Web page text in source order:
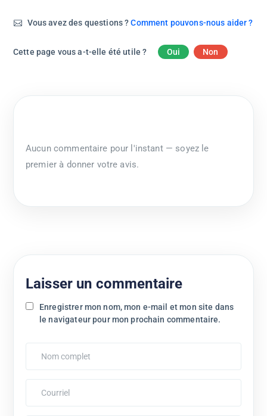
Vous avez des questions ?Comment pouvons-nous aider ?
Cette page vous a-t-elle été utile ? Oui Non
Aucun commentaire pour l'instant — soyez le
premier à donner votre avis.
Laisser un commentaire
Enregistrer mon nom, mon e-mail et mon site dans
le navigateur pour mon prochain commentaire.